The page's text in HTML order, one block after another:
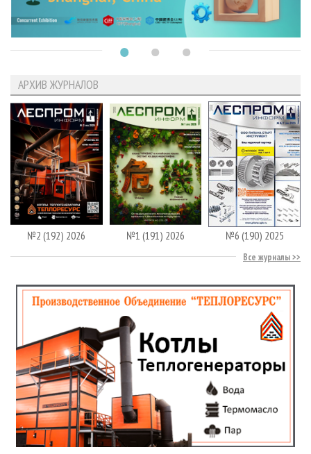
АРХИВ ЖУРНАЛОВ
№2 (192) 2026 №1 (191) 2026 №6 (190) 2025
Все журналы